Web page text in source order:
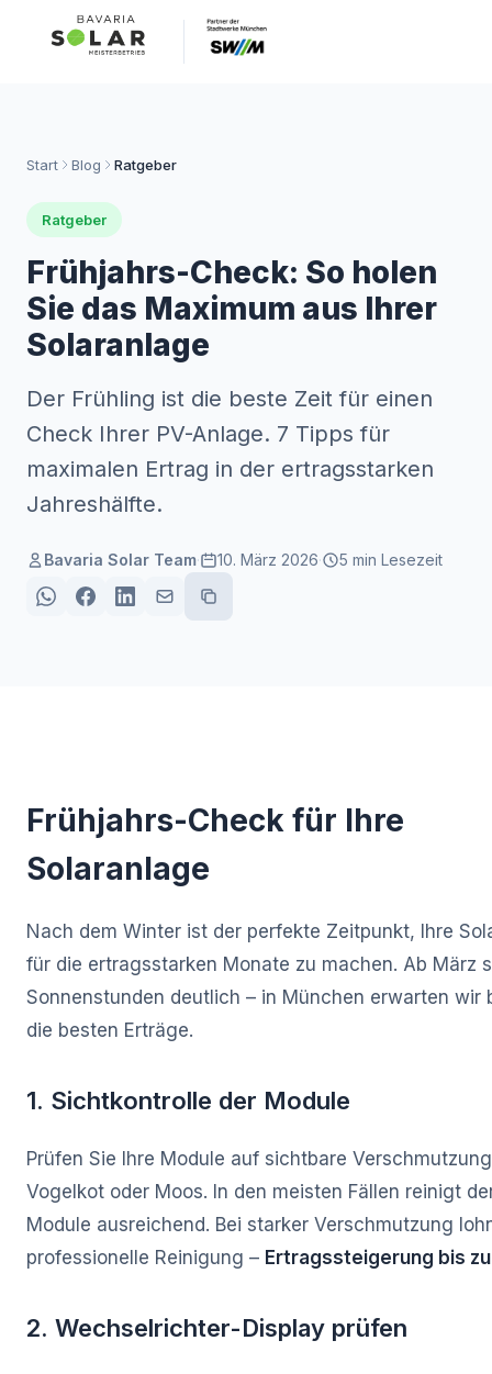
Start Blog Ratgeber
Ratgeber
Frühjahrs-Check: So holen
Sie das Maximum aus Ihrer
Solaranlage
Der Frühling ist die beste Zeit für einen
Check Ihrer PV-Anlage. 7 Tipps für
maximalen Ertrag in der ertragsstarken
Jahreshälfte.
Bavaria Solar Team· 10. März 2026· 5 min Lesezeit
Frühjahrs-Check für Ihre
Solaranlage
Nach dem Winter ist der perfekte Zeitpunkt, Ihre
für die ertragsstarken Monate zu machen. Ab März
Sonnenstunden deutlich – in München erwarten wir
die besten Erträge.
1. Sichtkontrolle der Module
Prüfen Sie Ihre Module auf sichtbare
Vogelkot oder Moos. In den meisten Fällen reinigt
Module ausreichend. Bei starker Verschmutzung
professionelle Reinigung – Ertragssteigerung bis
2. Wechselrichter-Display prüfen